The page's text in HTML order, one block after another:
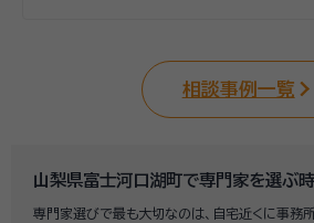
相談事例一覧
山梨県富士河口湖町で専門家を選ぶ時
専門家選びで最も大切なのは、自宅近くに事務